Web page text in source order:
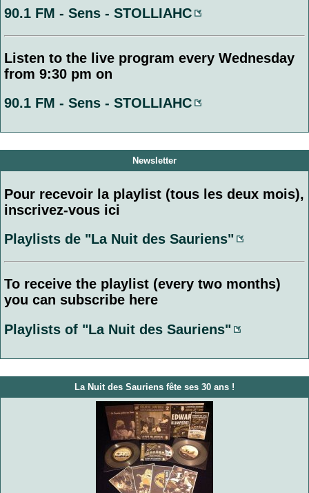
90.1 FM - Sens - STOLLIAHC
Listen to the live program every Wednesday
from 9:30 pm on
90.1 FM - Sens - STOLLIAHC
Newsletter
Pour recevoir la playlist (tous les deux mois),
inscrivez-vous ici
Playlists de "La Nuit des Sauriens"
To receive the playlist (every two months)
you can subscribe here
Playlists of "La Nuit des Sauriens"
La Nuit des Sauriens fête ses 30 ans !